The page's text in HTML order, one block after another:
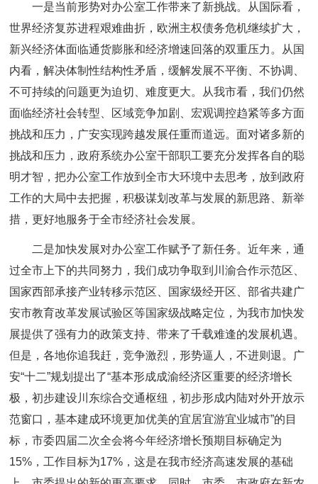
一是当前形势对办公室工作带来了新挑战。从国际看，
世界经济复苏进程艰难曲折，欧洲主权债务危机继续扩大，
新兴经济体面临通货膨胀和经济增速回落的双重压力。从国
内看，解决体制性结构性矛盾，缓解发展不平衡、不协调、
不可持续的问题更为迫切、难度更大。从我市看，我们仍然
面临经济社会转型、区域竞争加剧、宏观调控趋紧等多方面
挑战和压力，广安实现跨越发展任重而道远。面对诸多新的
挑战和压力，政府系统办公室干部职工要充分发挥各自的聪
明才智，把办公室工作放到全市大环境中去思考，放到政府
工作的大局中去把握，积极谋划改革与发展的新思路、新举
措，更好地服务于全市经济社会发展。
二是加快发展对办公室工作赋予了新任务。近年来，通
过全市上下的共同努力，我们成功争取到川渝合作示范区、
国家西部承接产业转移示范区、国家级经开区、部省共建广
安市教育改革发展试验区等国家级战略定位，为我市加快发
展提供了强有力的政策支持、带来了千载难逢的发展机遇。
但是，各地你追我赶，竞争激烈，形势逼人，不进则退。广
安“十二”规划提出了“基本形成成渝经济区重要的经济增长
极，初步建设川东综合交通枢纽，初步形成内陆对外开放示
范窗口，基本建成环境更加优美的宜居宜游宜业城市”的目
标，市委四届二次全会将今年经济增长预期目标确定为
15%，工作目标为17%，这是在我市经济高速发展的基础